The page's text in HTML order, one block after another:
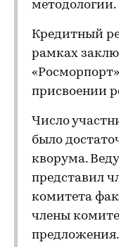
методологии.
Кредитный
рамках
присвоении
Число
было
кворума.
представил
комитета
члены
предложения.